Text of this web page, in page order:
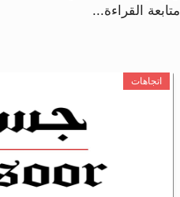
القراءة...
اتجاهات